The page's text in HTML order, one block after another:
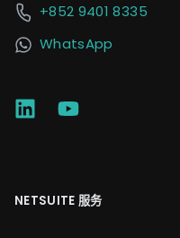
+852 9401 8335
WhatsApp
NETSUITE 服务